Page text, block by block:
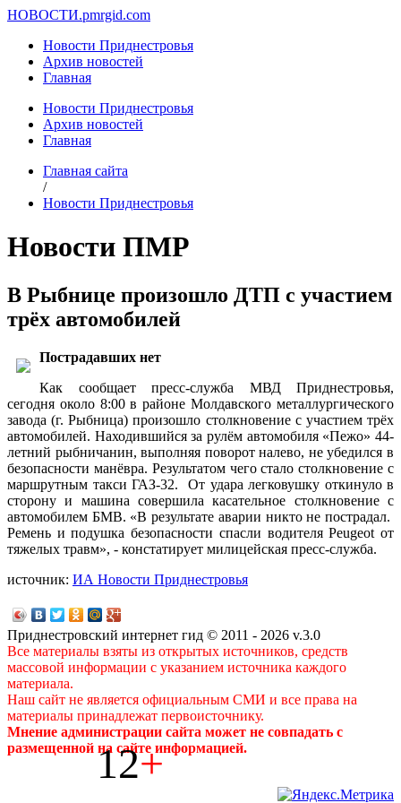
НОВОСТИ.pmrgid.com
Новости Приднестровья
Архив новостей
Главная
Новости Приднестровья
Архив новостей
Главная
Главная сайта
/
Новости Приднестровья
Новости ПМР
В Рыбнице произошло ДТП с участием
трёх автомобилей
Пострадавших нет
Как сообщает пресс-служба МВД Приднестровья,
сегодня около 8:00 в районе Молдавского металлургического
завода (г. Рыбница) произошло столкновение с участием трёх
автомобилей. Находившийся за рулём автомобиля «Пежо» 44-
летний рыбничанин, выполняя поворот налево, не убедился в
безопасности манёвра. Результатом чего стало столкновение с
маршрутным такси ГАЗ-32. От удара легковушку откинуло в
сторону и машина совершила касательное столкновение с
автомобилем БМВ. «В результате аварии никто не пострадал.
Ремень и подушка безопасности спасли водителя Peugeot от
тяжелых травм», - констатирует милицейская пресс-служба.
источник: ИА Новости Приднестровья
Приднестровский интернет гид © 2011 - 2026 v.3.0
Все материалы взяты из открытых источников, средств
массовой информации с указанием источника каждого
материала.
Наш сайт не является официальным СМИ и все права на
материалы принадлежат первоисточнику.
Мнение администрации сайта может не совпадать с
размещенной на сайте информацией.
12+